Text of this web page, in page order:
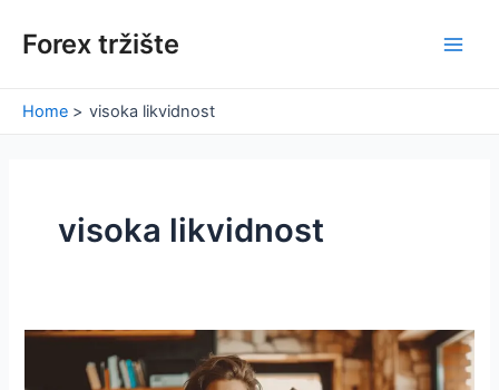
Forex tržište
Home visoka likvidnost
visoka likvidnost